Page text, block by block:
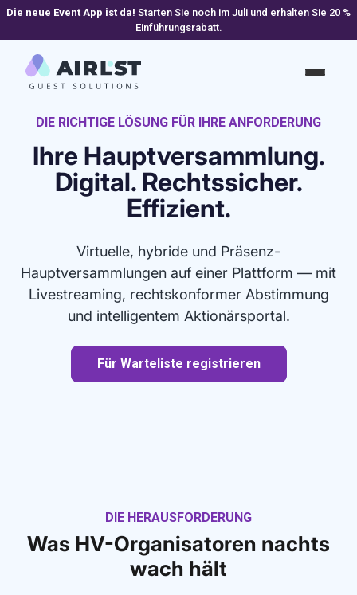
Die neue Event App ist da! Starten Sie noch im Juli und erhalten Sie 20 %
Einführungsrabatt.
DIE RICHTIGE LÖSUNG FÜR IHRE ANFORDERUNG
Ihre Hauptversammlung.
Digital. Rechtssicher.
Effizient.
Virtuelle, hybride und Präsenz-
Hauptversammlungen auf einer Plattform — mit
Livestreaming, rechtskonformer Abstimmung
und intelligentem Aktionärsportal.
Für Warteliste registrieren
DIE HERAUSFORDERUNG
Was HV-Organisatoren nachts
wach hält